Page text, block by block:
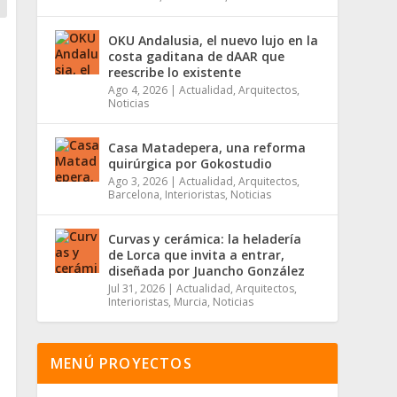
OKU Andalusia, el nuevo lujo en la
costa gaditana de dAAR que
reescribe lo existente
Ago 4, 2026 | Actualidad, Arquitectos,
Noticias
Casa Matadepera, una reforma
quirúrgica por Gokostudio
Ago 3, 2026 | Actualidad, Arquitectos,
Barcelona, Interioristas, Noticias
Curvas y cerámica: la heladería
de Lorca que invita a entrar,
diseñada por Juancho González
Jul 31, 2026 | Actualidad, Arquitectos,
Interioristas, Murcia, Noticias
MENÚ PROYECTOS